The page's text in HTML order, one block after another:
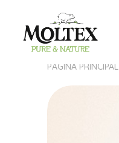
PÁGINA PRINCIPAL